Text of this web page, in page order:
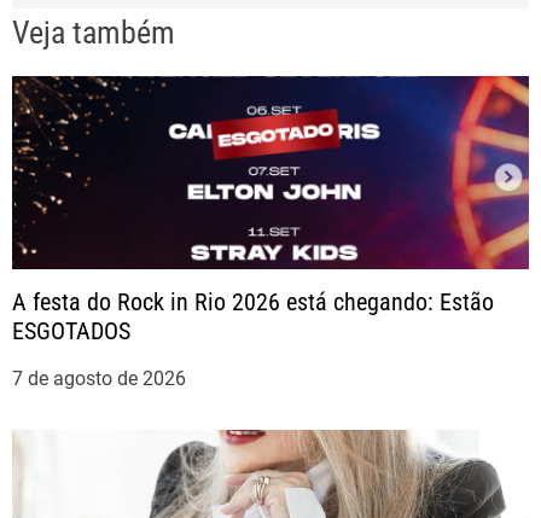
e
g
a
ç
ã
o
d
e
Veja também
A festa do Rock in Rio 2026 está chegando: Estão
ESGOTADOS
7 de agosto de 2026